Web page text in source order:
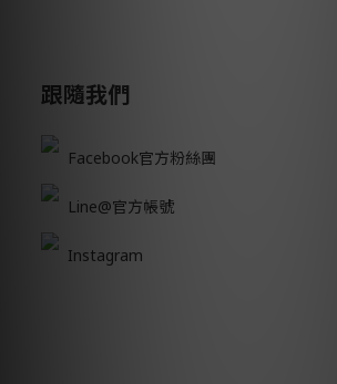
跟隨我們
Facebook官方粉絲團
Line@官方帳號
Instagram